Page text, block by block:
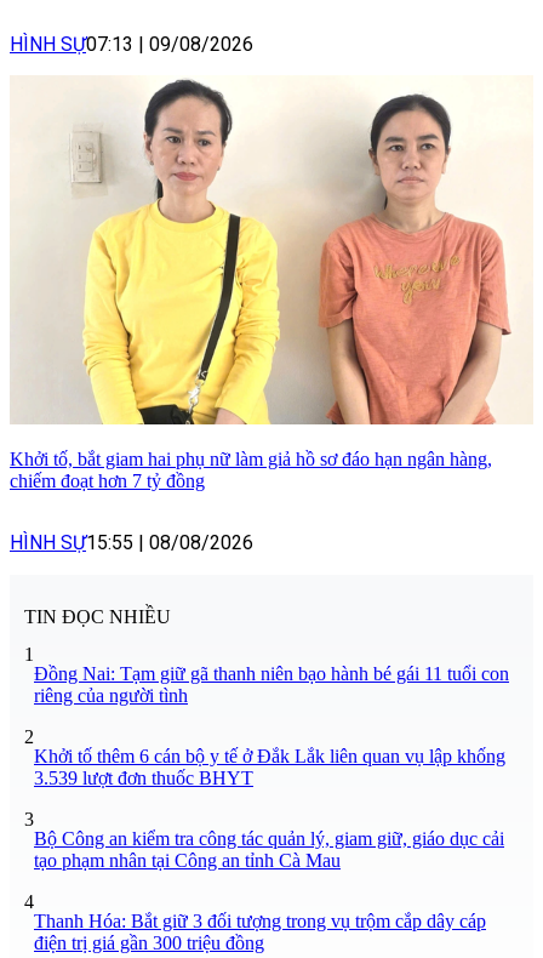
HÌNH SỰ07:13 09/08/2026
Khởi tố, bắt giam hai phụ nữ làm giả hồ sơ đáo hạn ngân hàng,
chiếm đoạt hơn 7 tỷ đồng
HÌNH SỰ15:55 08/08/2026
TIN ĐỌC NHIỀU
1
Đồng Nai: Tạm giữ gã thanh niên bạo hành bé gái 11 tuổi con
riêng của người tình
2
Khởi tố thêm 6 cán bộ y tế ở Đắk Lắk liên quan vụ lập khống
3.539 lượt đơn thuốc BHYT
3
Bộ Công an kiểm tra công tác quản lý, giam giữ, giáo dục cải
tạo phạm nhân tại Công an tỉnh Cà Mau
4
Thanh Hóa: Bắt giữ 3 đối tượng trong vụ trộm cắp dây cáp
điện trị giá gần 300 triệu đồng